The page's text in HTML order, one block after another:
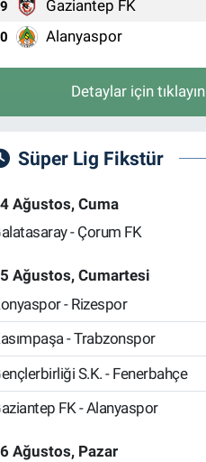
Uluçınar Eczanesi
İMAM HATİP LİSESİ KARŞISI)
0 (224) 262 93 21 Yol Tarifi Al
9 Gaziantep FK
Alanyaspor
Detaylar için tıklayın
Süper Lig Fikstür
Ağustos, Cuma
- Çorum FK
Ağustos, Cumartesi
- Rizespor
- Trabzonspor
S.K. - Fenerbahçe
FK - Alanyaspor
Ağustos, Pazar